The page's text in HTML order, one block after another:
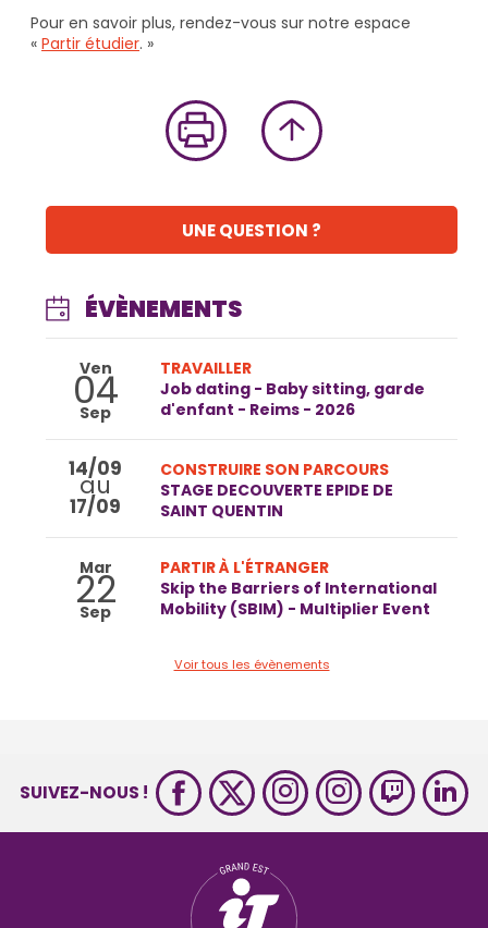
Pour en savoir plus, rendez-vous sur notre espace
« Partir étudier. »
UNE QUESTION ?
ÉVÈNEMENTS
Ven
04
Sep
TRAVAILLER
Job dating - Baby sitting, garde
d'enfant - Reims - 2026
14/09
au
17/09
CONSTRUIRE SON PARCOURS
STAGE DECOUVERTE EPIDE DE
SAINT QUENTIN
Mar
22
Sep
PARTIR À L'ÉTRANGER
Skip the Barriers of International
Mobility (SBIM) - Multiplier Event
Voir tous les évènements
SUIVEZ-NOUS !